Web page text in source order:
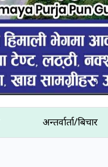
अन्तर्वार्ता/बिचार